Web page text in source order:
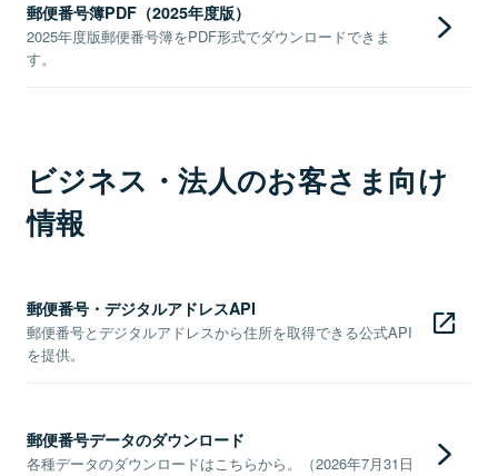
郵便番号簿PDF（2025年度版）
2025年度版郵便番号簿をPDF形式でダウンロードできま
す。
ビジネス・法人のお客さま向け
情報
郵便番号・デジタルアドレスAPI
郵便番号とデジタルアドレスから住所を取得できる公式API
を提供。
郵便番号データのダウンロード
各種データのダウンロードはこちらから。（2026年7月31日